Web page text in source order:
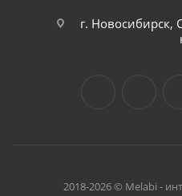
г. Новосибирск,
2018-2026 © Melabi -